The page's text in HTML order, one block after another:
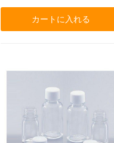
カートに入れる